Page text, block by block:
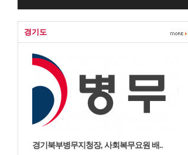
경기도
경기북부병무지청장, 사회복무요원 배..